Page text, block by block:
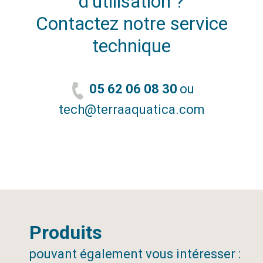
Contactez notre service
technique
05 62 06 08 30 ou
tech@terraaquatica.com
Produits
pouvant également vous intéresser :